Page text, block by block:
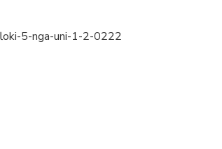
5-nga-uni-1-2-0222